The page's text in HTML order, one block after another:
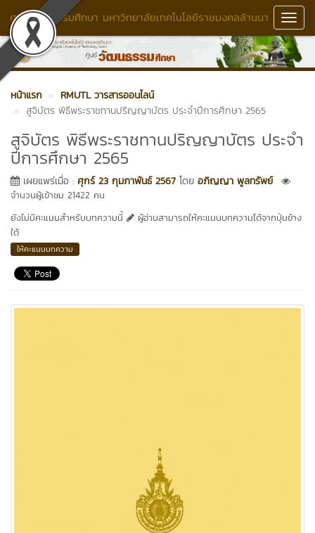
ศูนย์วัฒนธรรมศึกษา มหาวิทยาลัยเทคโนโลยีราชมงคลล้านนา
หน้าแรก
RMUTL วารสารออนไลน์
สูจิบัตร พิธีพระราชทานปริญญาบัตร ประจำปีการศึกษา 2565
สูจิบัตร พิธีพระราชทานปริญญาบัตร ประจำ
ปีการศึกษา 2565
เผยแพร่เมื่อ : ศุกร์ 23 กุมภาพันธ์ 2567 โดย อภิญญา พูลทรัพย์
จำนวนผู้เข้าชม 21422 คน
ยังไม่มีคะแนนสำหรับบทความนี้
ผู้อ่านสามารถให้คะแนนบทความได้จากปุ่มข้าง
ใต้
ให้คะแนนบทความ